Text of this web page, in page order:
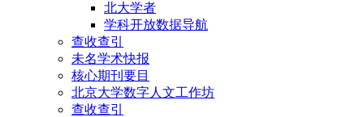
北大学者
学科开放数据导航
查收查引
未名学术快报
核心期刊要目
北京大学数字人文工作坊
查收查引